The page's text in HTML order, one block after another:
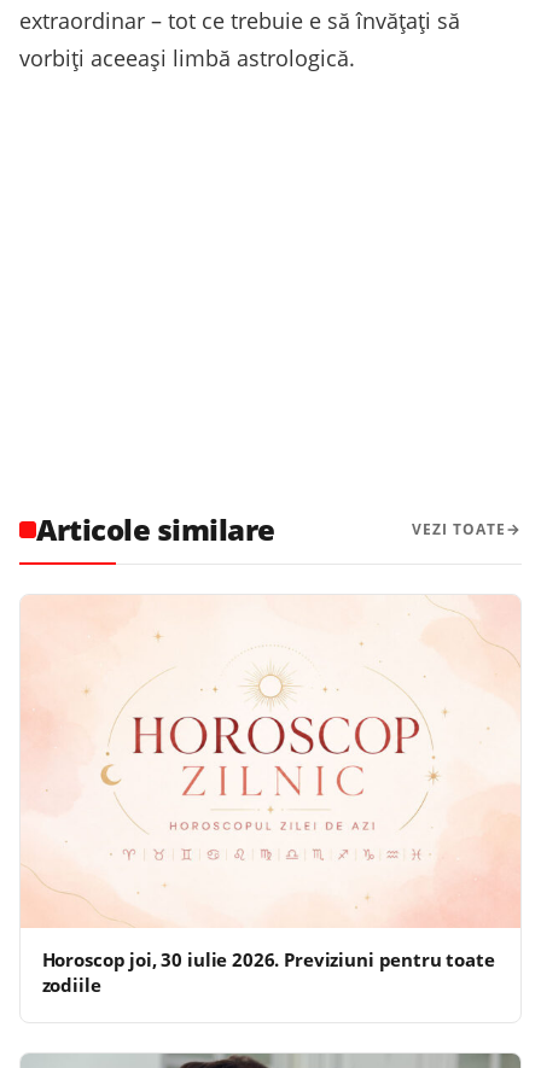
extraordinar – tot ce trebuie e să învățați să
vorbiți aceeași limbă astrologică.
Articole similare VEZI TOATE
Horoscop joi, 30 iulie 2026. Previziuni pentru toate
zodiile